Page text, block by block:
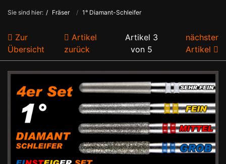
Sie sind hier: Fräser 1° Diamant-Schleifer
Zur
Übersicht
Artikel
zurück
Artikel 3
von 5
nächster
Artikel